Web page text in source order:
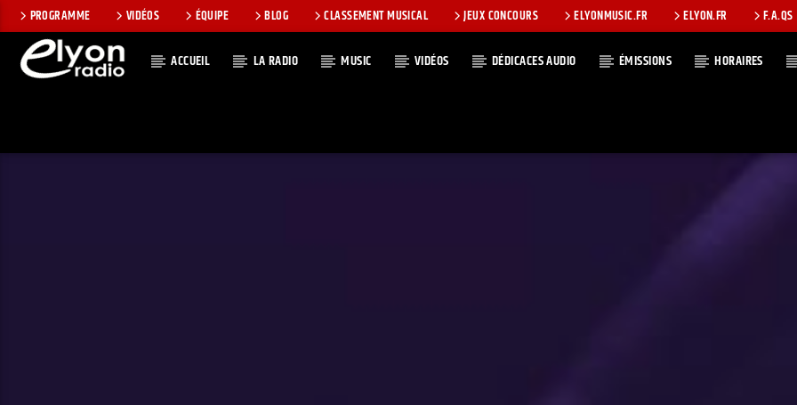
PROGRAMME VIDÉOS ÉQUIPE BLOG CLASSEMENT MUSICAL JEUX CONCOURS ELYONMUSIC.FR ELYON.FR F.A.QS
ACCUEIL LA RADIO MUSIC VIDÉOS DÉDICACES AUDIO ÉMISSIONS HORAIRES